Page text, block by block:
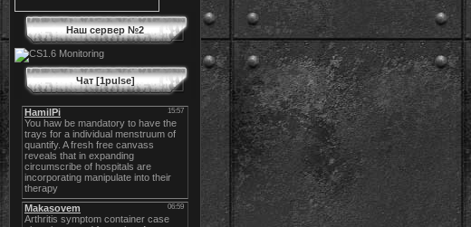
Наш сервер №2
Чат [1pulse]